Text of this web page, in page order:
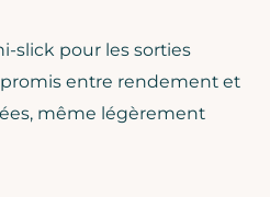
slick pour les sorties
entre rendement et
même légèrement